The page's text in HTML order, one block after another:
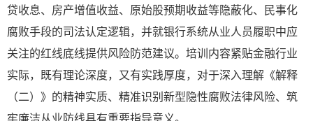
贷收息、房产增值收益、原始股预期收益等隐蔽化、民事化
腐败手段的司法认定逻辑，并就银行系统从业人员履职中应
关注的红线底线提供风险防范建议。培训内容紧贴金融行业
实际，既有理论深度，又有实践厚度，对于深入理解《解释
（二）》的精神实质、精准识别新型隐性腐败法律风险、筑
牢廉洁从业防线具有重要指导意义。